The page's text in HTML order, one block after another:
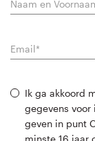
Ik ga akkoord
gegevens
geven in punt
minste 16 jaar